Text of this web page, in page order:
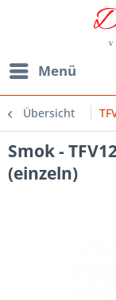
Menü
Übersicht
Smok -
(einzeln)